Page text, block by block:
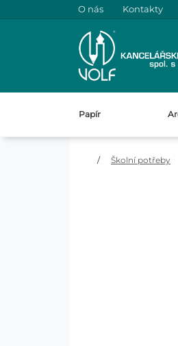
O nás Kontakty
Papír
/ Školní potřeby